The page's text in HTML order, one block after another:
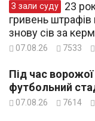
З зали суду
гривень штрафів
знову сів за
07.08.26 7533
Під час
футбольний
07.08.26 7614